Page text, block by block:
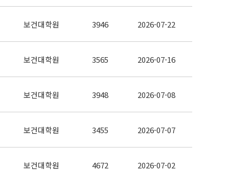
보건대학원 3946 2026-07-22
보건대학원 3565 2026-07-16
보건대학원 3948 2026-07-08
보건대학원 3455 2026-07-07
보건대학원 4672 2026-07-02